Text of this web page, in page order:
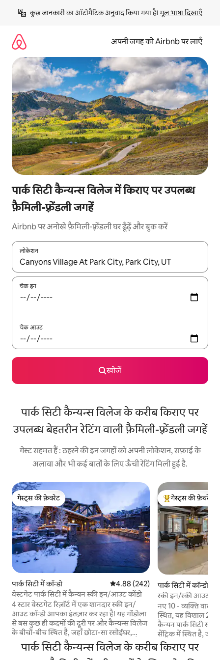
छोड़कर
कॉन्टेंट
कुछ जानकारी का ऑटोमैटिक अनुवाद किया गया है। मूल भाषा दिखाएँ
अपनी जगह को Airbnb पर लाएँ
पार्क सिटी कैन्यन्स विलेज में किराए पर उपलब्ध
फ़ैमिली-फ़्रेंडली जगहें
Airbnb पर अनोखे फ़ैमिली-फ़्रेंडली घर ढूँढ़ें और बुक करें
लोकेशन
नतीजों के उपलब्ध होने पर, अप और डाउन 'ऐरो की' का इस्तेमाल करके नेविगेट
चेक इन
चेक आउट
खोजें
पार्क सिटी कैन्यन्स विलेज के करीब किराए पर
उपलब्ध बेहतरीन रेटिंग वाली फ़ैमिली-फ़्रेंडली जगहें
गेस्ट सहमत हैं : ठहरने की इन जगहों को अपनी लोकेशन, सफ़ाई के
अलावा और भी कई बातों के लिए ऊँची रेटिंग मिली हुई है.
गेस्ट्स की फ़ेवरेट
गेस्ट्स की फ़ेवरेट
पार्क सिटी में कॉन्डो औसत रेटिंग 5 में से 4.88, 242 समीक्षाएँ
4.88 (242)
वेस्टगेट पार्क सिटी में कैन्यन स्की इन/आउट कोंडो
4 स्टार वेस्टगेट रिज़ॉर्ट में एक शानदार स्की इन/
आउट कॉन्डो आपका इंतज़ार कर रहा है! यह गोंडोला
से बस कुछ ही कदमों की दूरी पर और कैन्यन्स विलेज
के बीचों-बीच स्थित है, जहाँ छोटा-सा रसोईघर,
ग्रेनाइट स्टीम शावर और पहाड़ों के नज़ारे मौजूद हैं।
वेस्टगेट की सुविधाएँ अनंत हैं और इनमें रेस्टोरेंट,
गेस्ट्स का टॉप फ़ेवरेट
गेस्ट्स की फ़ेवरेट
पार्क सिटी में कॉन्डो
स्की इन/स्की आउट -
हयात
नए 10 - व्यक्ति वाले
स्थित, यह विशाल
कैन्यन पार्क सिटी स्की
सेंट्रिक में स्थित है, जो
एक्सेस की पेशकश करता है। 2 हॉट
सॉना और जिम में
पार्क सिटी कैन्यन्स विलेज के करीब किराए पर